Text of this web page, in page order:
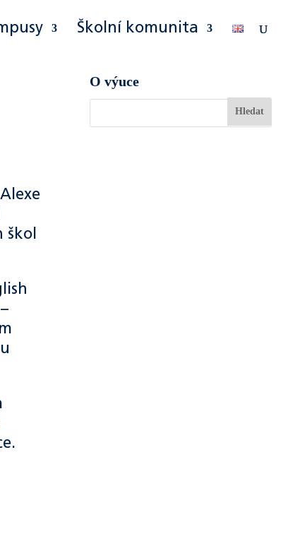
Školní komunita
škol
O výuce